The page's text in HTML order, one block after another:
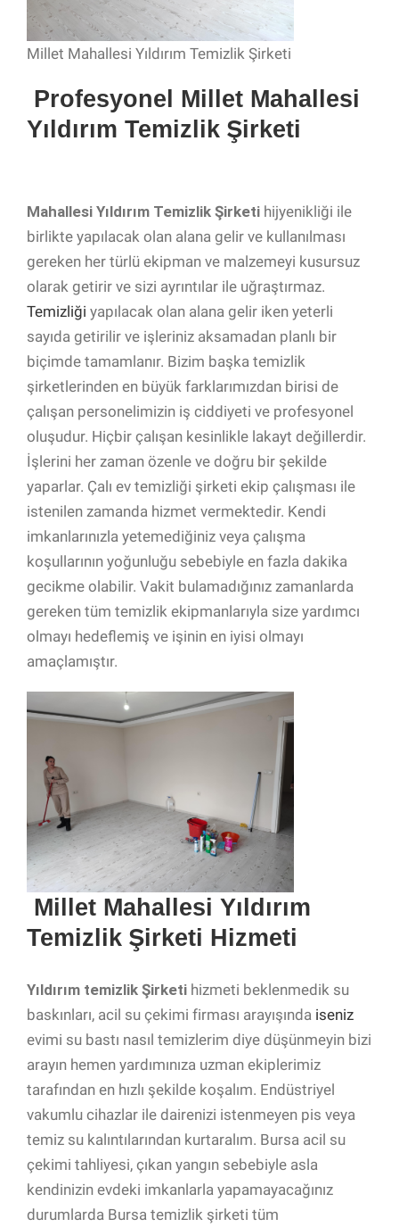
Millet Mahallesi Yıldırım Temizlik Şirketi
Profesyonel Millet Mahallesi
Yıldırım Temizlik Şirketi
Mahallesi Yıldırım Temizlik Şirketi hijyenikliği ile
birlikte yapılacak olan alana gelir ve kullanılması
gereken her türlü ekipman ve malzemeyi kusursuz
olarak getirir ve sizi ayrıntılar ile uğraştırmaz.
Temizliği yapılacak olan alana gelir iken yeterli
sayıda getirilir ve işleriniz aksamadan planlı bir
biçimde tamamlanır. Bizim başka temizlik
şirketlerinden en büyük farklarımızdan birisi de
çalışan personelimizin iş ciddiyeti ve profesyonel
oluşudur. Hiçbir çalışan kesinlikle lakayt değillerdir.
İşlerini her zaman özenle ve doğru bir şekilde
yaparlar. Çalı ev temizliği şirketi ekip çalışması ile
istenilen zamanda hizmet vermektedir. Kendi
imkanlarınızla yetemediğiniz veya çalışma
koşullarının yoğunluğu sebebiyle en fazla dakika
gecikme olabilir. Vakit bulamadığınız zamanlarda
gereken tüm temizlik ekipmanlarıyla size yardımcı
olmayı hedeflemiş ve işinin en iyisi olmayı
amaçlamıştır.
Millet Mahallesi Yıldırım
Temizlik Şirketi Hizmeti
Yıldırım temizlik Şirketi hizmeti beklenmedik su
baskınları, acil su çekimi firması arayışında iseniz
evimi su bastı nasıl temizlerim diye düşünmeyin bizi
arayın hemen yardımınıza uzman ekiplerimiz
tarafından en hızlı şekilde koşalım. Endüstriyel
vakumlu cihazlar ile dairenizi istenmeyen pis veya
temiz su kalıntılarından kurtaralım. Bursa acil su
çekimi tahliyesi, çıkan yangın sebebiyle asla
kendinizin evdeki imkanlarla yapamayacağınız
durumlarda Bursa temizlik şirketi tüm